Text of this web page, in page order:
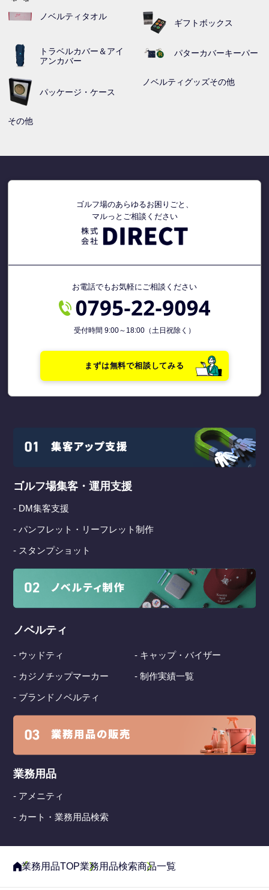
ノベルティタオル
ギフトボックス
トラベルカバー＆アイ
アンカバー
パターカバーキーパー
パッケージ・ケース
ノベルティグッズその他
その他
ゴルフ場のあらゆるお困りごと、
マルっとご相談ください
お電話でもお気軽にご相談ください
受付時間 9:00～18:00（土日祝除く）
まずは無料で相談してみる
ゴルフ場集客・運用支援
- DM集客支援
- パンフレット・リーフレット制作
- スタンプショット
ノベルティ
- ウッドティ - キャップ・バイザー
- カジノチップマーカー - 制作実績一覧
- ブランドノベルティ
業務用品
- アメニティ
- カート・業務用品検索
業務用品TOP業務用品検索商品一覧